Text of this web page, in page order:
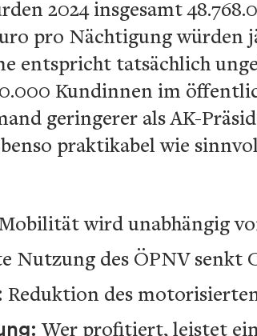
2024 insgesamt
pro Nächtigung würden
entspricht tatsächlich
Kundinnen im
geringerer als AK-
praktikabel wie
wird unabhängig
Nutzung des ÖPNV senkt
Reduktion des
Wer profitiert, leistet